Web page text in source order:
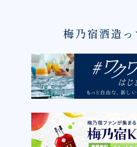
梅乃宿酒造